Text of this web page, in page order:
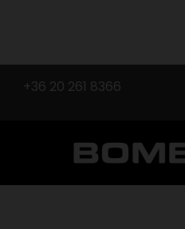
+36 20 261 8366